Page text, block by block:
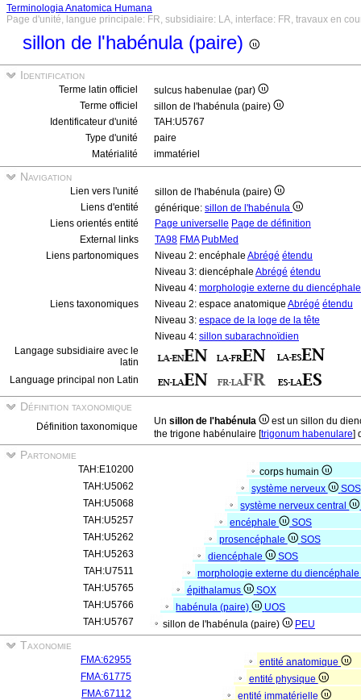
Terminologia Anatomica Humana
Page d'unité, langue principale: FR, subsidiaire: LA, interface: FR, travaux en
sillon de l'habénula (paire)
Identification
Terme latin officiel
sulcus habenulae (par)
Terme officiel
sillon de l'habénula (paire)
Identificateur d'unité
TAH:U5767
Type d'unité
paire
Matérialité
immatériel
Navigation
Lien vers l'unité
sillon de l'habénula (paire)
Liens d'entité
générique: sillon de l'habénula
Liens orientés entité
Page universelle Page de définition
External links
TA98 FMA PubMed
Liens partonomiques
Niveau 2: encéphale Abrégé étendu
Niveau 3: diencéphale Abrégé étendu
Niveau 4: morphologie externe du diencéphale
Liens taxonomiques
Niveau 2: espace anatomique Abrégé étendu
Niveau 3: espace de la loge de la tête
Niveau 4: sillon subarachnoïdien
Langage subsidiaire avec le
latin
Language principal non Latin
Définition taxonomique
Définition taxonomique Un sillon de l'habénula
est un sillon du
the trigone habénulaire [trigonum habenulare]
Partonomie
TAH:E10200
corps humain
TAH:U5062
système nerveux
SOS
TAH:U5068
système nerveux central
TAH:U5257
encéphale
SOS
TAH:U5262
prosencéphale
SOS
TAH:U5263
diencéphale
SOS
TAH:U7511
morphologie externe du diencéphale
TAH:U5765
épithalamus
SOX
TAH:U5766
habénula (paire)
UOS
TAH:U5767
sillon de l'habénula (paire) PEU
Taxonomie
FMA:62955
entité anatomique
FMA:61775
entité physique
FMA:67112
entité immatérielle